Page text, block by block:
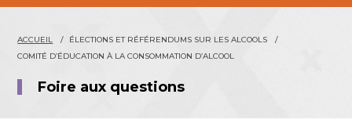
ACCUEIL
ÉLECTIONS ET RÉFÉRENDUMS SUR LES ALCOOLS
COMITÉ D’ÉDUCATION À LA CONSOMMATION D’ALCOOL
Foire aux questions